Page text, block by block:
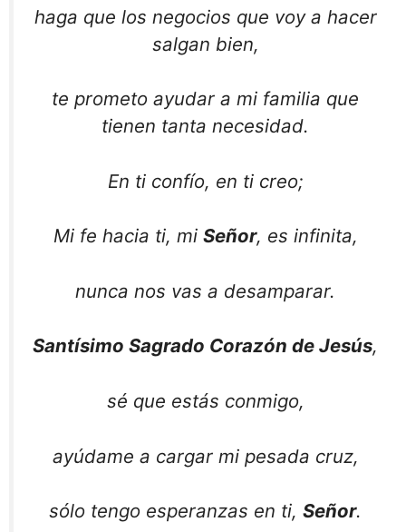
haga que los negocios que voy a hacer
salgan bien,
te prometo ayudar a mi familia que
tienen tanta necesidad.
En ti confío, en ti creo;
Mi fe hacia ti, mi Señor, es infinita,
nunca nos vas a desamparar.
Santísimo Sagrado Corazón de Jesús,
sé que estás conmigo,
ayúdame a cargar mi pesada cruz,
sólo tengo esperanzas en ti, Señor.